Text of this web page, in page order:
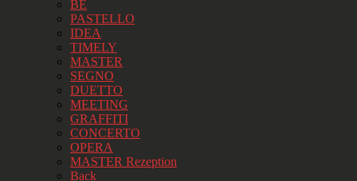
BE
PASTELLO
IDEA
TIMELY
MASTER
SEGNO
DUETTO
MEETING
GRAFFITI
CONCERTO
OPERA
MASTER Rezeption
Back